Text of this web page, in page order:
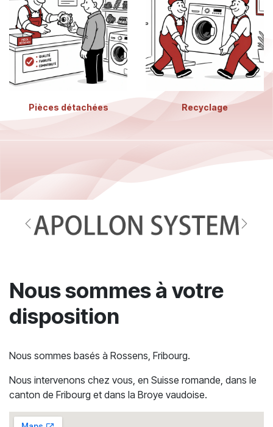
Pièces détachées Recyclage
Précédent
Nous sommes à votre
disposition
Nous sommes basés à Rossens, Fribourg.
Nous intervenons chez vous, en Suisse romande, dans le
canton de Fribourg et dans la Broye vaudoise.